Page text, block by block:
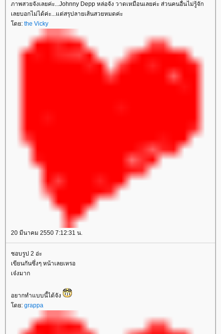
ภาพสวยจังเลยค่ะ...Johnny Depp หล่อจัง วาดเหมือนเลยค่ะ ส่วนคนอื่นไม่รู้จัก
เลยบอกไม่ได้ค่ะ...แต่สรุปลายเส้นสวยหมดค่ะ
ดย: the Vicky
20 มีนาคม 2550 7:12:31 น.
ชอบรูป 2 อ่ะ
เขียนกันซึ่งๆ หน้าเลยเหรอ
เจ๋งมาก
อยากทำแบบนี้ได้จัง
ดย: grappa